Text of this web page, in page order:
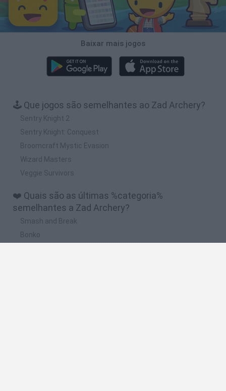
Baixar mais jogos
🕹️ Que jogos são semelhantes ao Zad Archery?
Sentry Knight 2
Sentry Knight: Conquest
Broomcraft Mystic Evasion
Wizard Masters
Veggie Survivors
❤️ Quais são as últimas %categoria%
semelhantes a Zad Archery?
Smash and Break
Bonko